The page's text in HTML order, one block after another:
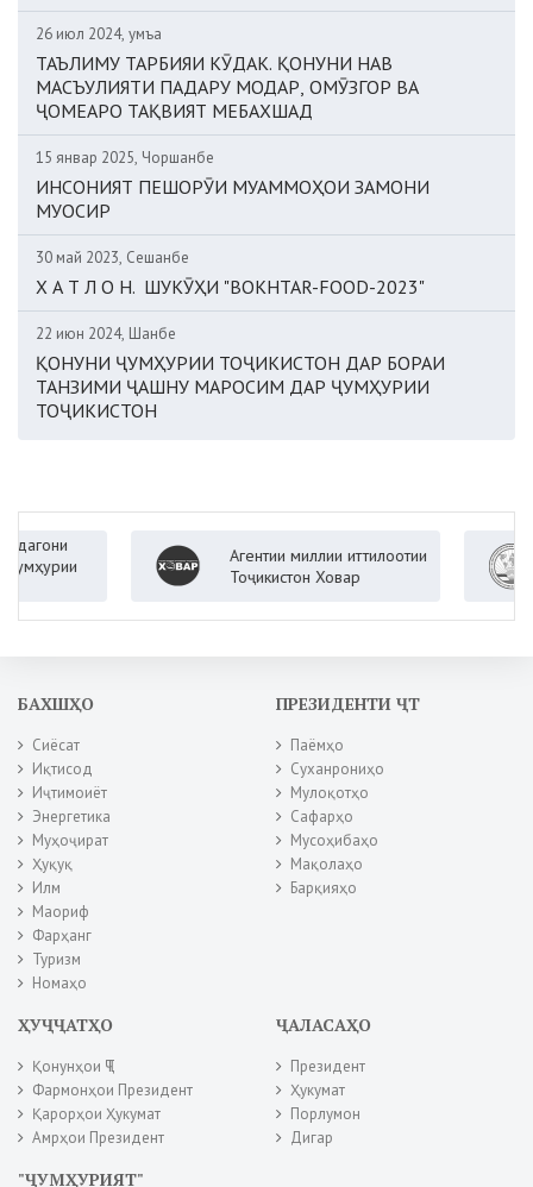
26 июл 2024, Ҷумъа
ТАЪЛИМУ ТАРБИЯИ КӮДАК. ҚОНУНИ НАВ
МАСЪУЛИЯТИ ПАДАРУ МОДАР, ОМӮЗГОР ВА
ҶОМЕАРО ТАҚВИЯТ МЕБАХШАД
15 январ 2025, Чоршанбе
ИНСОНИЯТ ПЕШОРӮИ МУАММОҲОИ ЗАМОНИ
МУОСИР
30 май 2023, Сешанбе
Х А Т Л О Н. ШУКӮҲИ "BOKHTAR-FOOD-2023"
22 июн 2024, Шанбе
ҚОНУНИ ҶУМҲУРИИ ТОҶИКИСТОН ДАР БОРАИ
ТАНЗИМИ ҶАШНУ МАРОСИМ ДАР ҶУМҲУРИИ
ТОҶИКИСТОН
Агентии миллии иттилоотии
Тоҷикистон Ховар
БАХШҲО
Сиёсат
Иқтисод
Иҷтимоиёт
Энергетика
Муҳоҷират
Ҳуқуқ
Илм
Маориф
Фарҳанг
Туризм
Номаҳо
ПРЕЗИДЕНТИ ҶТ
Паёмҳо
Суханрониҳо
Мулоқотҳо
Сафарҳо
Мусоҳибаҳо
Мақолаҳо
Барқияҳо
ҲУҶҶАТҲО
Қонунҳои ҶТ
Фармонҳои Президент
Қарорҳои Ҳукумат
Амрҳои Президент
ҶАЛАСАҲО
Президент
Ҳукумат
Порлумон
Дигар
"ҶУМҲУРИЯТ"